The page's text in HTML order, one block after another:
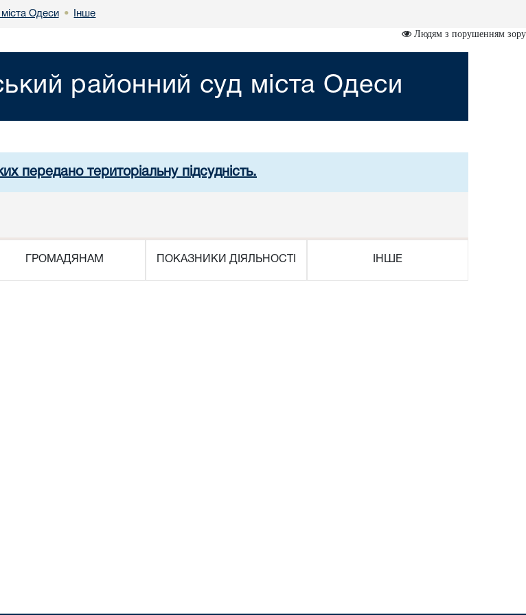
Одеси • Інше
Людям з порушенням зору
районний суд міста Одеси
передано територіальну підсудність.
ГРОМАДЯНАМ ПОКАЗНИКИ ДІЯЛЬНОСТІ ІНШЕ